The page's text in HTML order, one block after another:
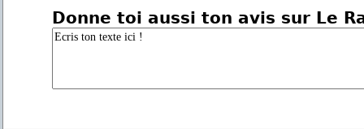
Donne toi aussi ton avis sur Le